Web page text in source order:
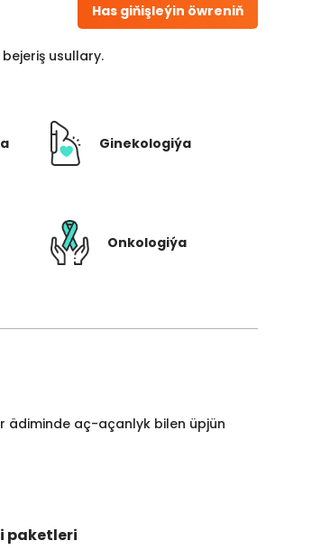
Has giňişleýin öwreniň
usullary.
Ginekologiýa
Onkologiýa
ädiminde aç-açanlyk bilen üpjün
paketleri